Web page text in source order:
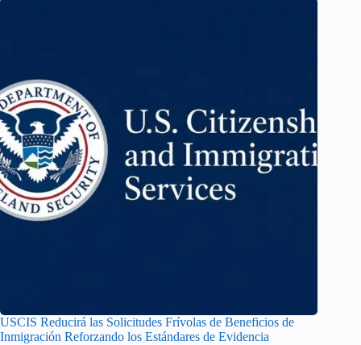
USCIS Reducirá las Solicitudes Frívolas de Beneficios de
Inmigración Reforzando los Estándares de Evidencia